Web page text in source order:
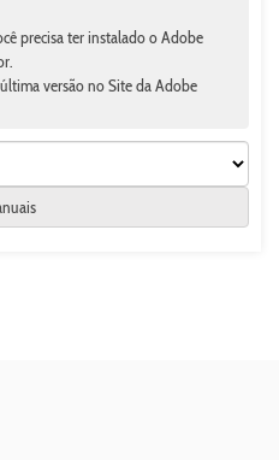
precisa ter instalado o Adobe
versão no Site da Adobe